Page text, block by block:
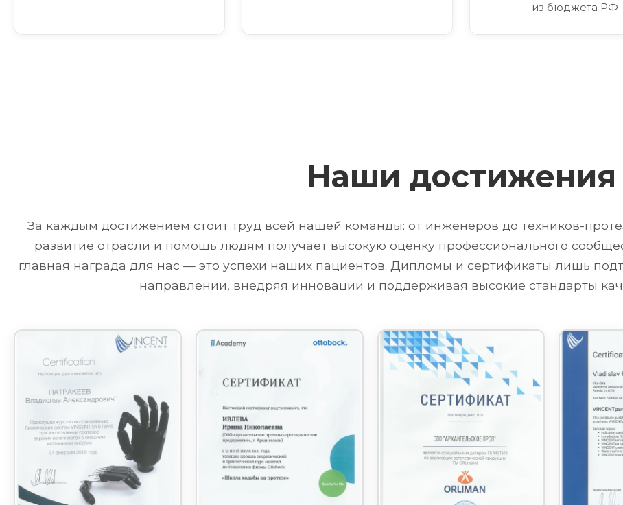
из бюджета РФ
Наши достижения
За каждым достижением стоит труд всей нашей команды: от инженеров до техников-
развитие отрасли и помощь людям получает высокую оценку профессионального
главная награда для нас — это успехи наших пациентов. Дипломы и сертификаты лишь
направлении, внедряя инновации и поддерживая высокие стандарты